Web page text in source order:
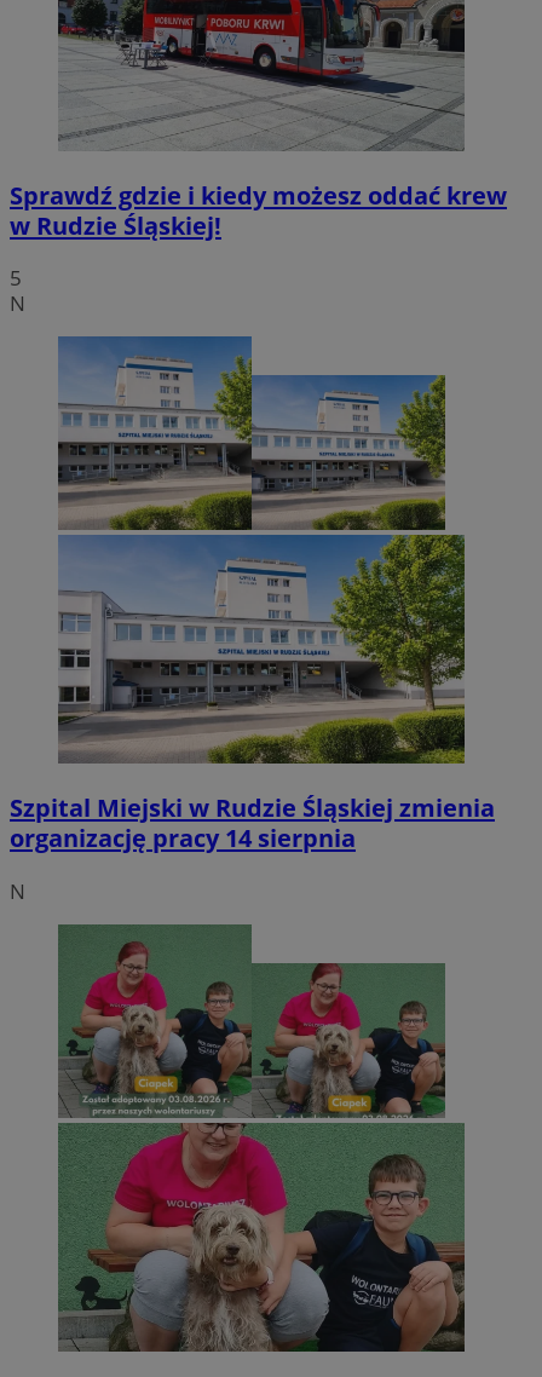
Sprawdź gdzie i kiedy możesz oddać krew
w Rudzie Śląskiej!
5
N
Szpital Miejski w Rudzie Śląskiej zmienia
organizację pracy 14 sierpnia
N